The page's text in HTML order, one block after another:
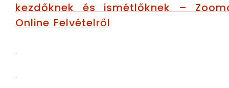
kezdőknek és ismétlőknek –
Online Felvételről
.
.